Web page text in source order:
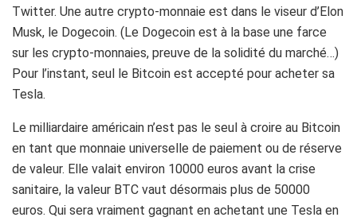
Twitter. Une autre crypto-monnaie est dans le viseur d’Elon
Musk, le Dogecoin. (Le Dogecoin est à la base une farce
sur les crypto-monnaies, preuve de la solidité du marché…)
Pour l’instant, seul le Bitcoin est accepté pour acheter sa
Tesla.
Le milliardaire américain n’est pas le seul à croire au Bitcoin
en tant que monnaie universelle de paiement ou de réserve
de valeur. Elle valait environ 10000 euros avant la crise
sanitaire, la valeur BTC vaut désormais plus de 50000
euros. Qui sera vraiment gagnant en achetant une Tesla en